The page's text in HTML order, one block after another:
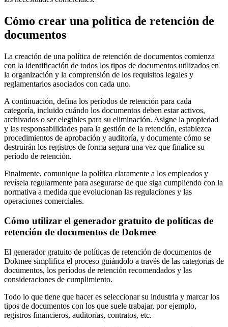
Cómo crear una política de retención de
documentos
La creación de una política de retención de documentos comienza
con la identificación de todos los tipos de documentos utilizados en
la organización y la comprensión de los requisitos legales y
reglamentarios asociados con cada uno.
A continuación, defina los períodos de retención para cada
categoría, incluido cuándo los documentos deben estar activos,
archivados o ser elegibles para su eliminación. Asigne la propiedad
y las responsabilidades para la gestión de la retención, establezca
procedimientos de aprobación y auditoría, y documente cómo se
destruirán los registros de forma segura una vez que finalice su
período de retención.
Finalmente, comunique la política claramente a los empleados y
revísela regularmente para asegurarse de que siga cumpliendo con la
normativa a medida que evolucionan las regulaciones y las
operaciones comerciales.
Cómo utilizar el generador gratuito de políticas de
retención de documentos de Dokmee
El generador gratuito de políticas de retención de documentos de
Dokmee simplifica el proceso guiándolo a través de las categorías de
documentos, los períodos de retención recomendados y las
consideraciones de cumplimiento.
Todo lo que tiene que hacer es seleccionar su industria y marcar los
tipos de documentos con los que suele trabajar, por ejemplo,
registros financieros, auditorías, contratos, etc.